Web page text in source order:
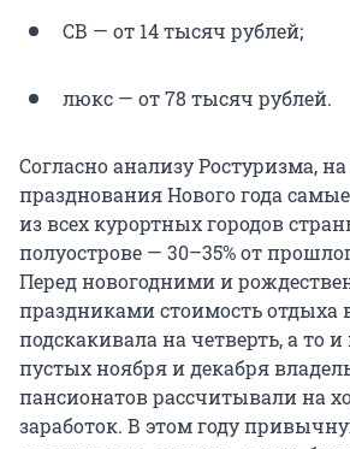
СВ — от 14 тысяч рублей;
люкс — от 78 тысяч рублей.
Согласно анализу Ростуризма,
празднования Нового года
из всех курортных городов
полуострове — 30–35% от
Перед новогодними и
праздниками стоимость отдыха
подскакивала на четверть, а то
пустых ноября и декабря
пансионатов рассчитывали на
заработок. В этом году